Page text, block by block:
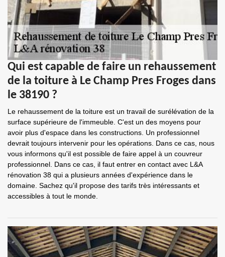
Qui est capable de faire un rehaussement
de la toiture à Le Champ Pres Froges dans
le 38190 ?
Le rehaussement de la toiture est un travail de surélévation de la
surface supérieure de l'immeuble. C'est un des moyens pour
avoir plus d'espace dans les constructions. Un professionnel
devrait toujours intervenir pour les opérations. Dans ce cas, nous
vous informons qu'il est possible de faire appel à un couvreur
professionnel. Dans ce cas, il faut entrer en contact avec L&A
rénovation 38 qui a plusieurs années d'expérience dans le
domaine. Sachez qu'il propose des tarifs très intéressants et
accessibles à tout le monde.